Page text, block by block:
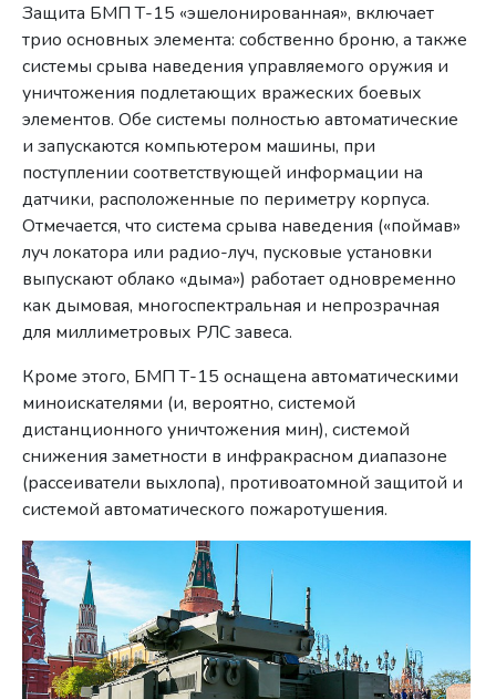
Защита БМП Т-15 «эшелонированная», включает
трио основных элемента: собственно броню, а также
системы срыва наведения управляемого оружия и
уничтожения подлетающих вражеских боевых
элементов. Обе системы полностью автоматические
и запускаются компьютером машины, при
поступлении соответствующей информации на
датчики, расположенные по периметру корпуса.
Отмечается, что система срыва наведения («поймав»
луч локатора или радио-луч, пусковые установки
выпускают облако «дыма») работает одновременно
как дымовая, многоспектральная и непрозрачная
для миллиметровых РЛС завеса.
Кроме этого, БМП Т-15 оснащена автоматическими
миноискателями (и, вероятно, системой
дистанционного уничтожения мин), системой
снижения заметности в инфракрасном диапазоне
(рассеиватели выхлопа), противоатомной защитой и
системой автоматического пожаротушения.